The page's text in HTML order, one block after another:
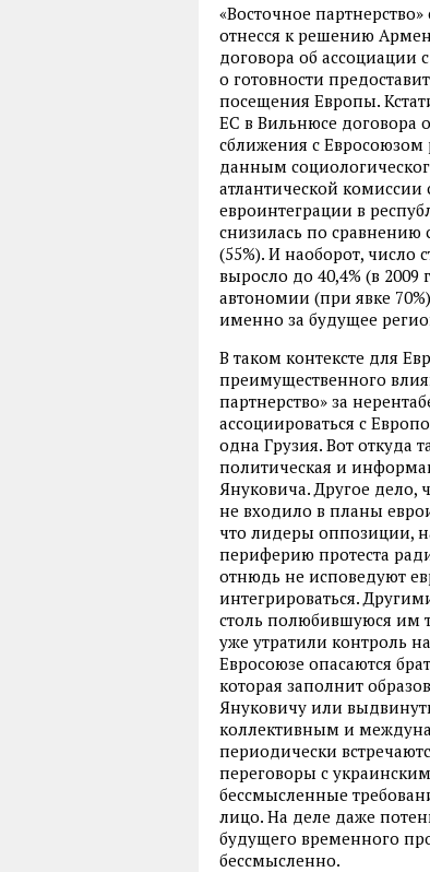
«Восточное
отнесся к решению
договора об ассоциации
о готовности
посещения Европы.
ЕС в Вильнюсе договора
сближения с
данным
атлантической комиссии
евроинтеграции в
снизилась по
(55%). И наоборот,
выросло до 40,4% (в 2009
автономии (при явке
именно за будущее
В таком контексте для
преимущественного
партнерство» за
ассоциироваться с
одна Грузия. Вот откуда
политическая и
Януковича. Другое дело,
не входило в планы
что лидеры оппозиции,
периферию протеста
отнюдь не исповедуют
интегрироваться.
столь полюбившуюся им
уже утратили контроль
Евросоюзе опасаются
которая заполнит
Януковичу или
коллективным и
периодически
переговоры с
бессмысленные
лицо. На деле даже
будущего временного
бессмысленно.